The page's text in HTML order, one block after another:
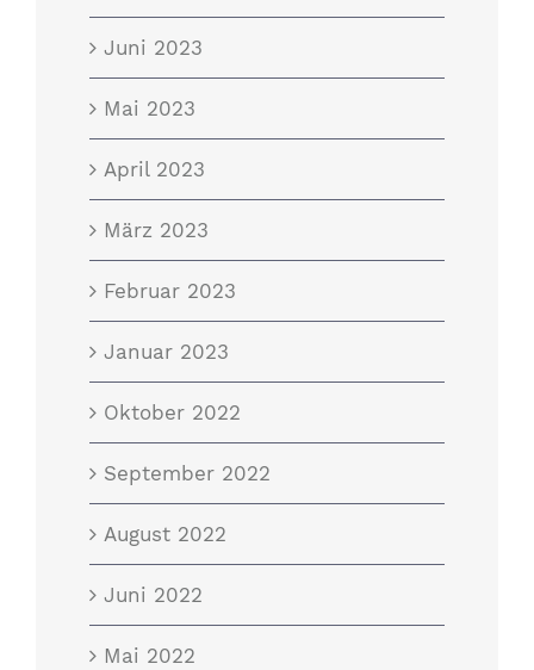
Juni 2023
Mai 2023
April 2023
März 2023
Februar 2023
Januar 2023
Oktober 2022
September 2022
August 2022
Juni 2022
Mai 2022